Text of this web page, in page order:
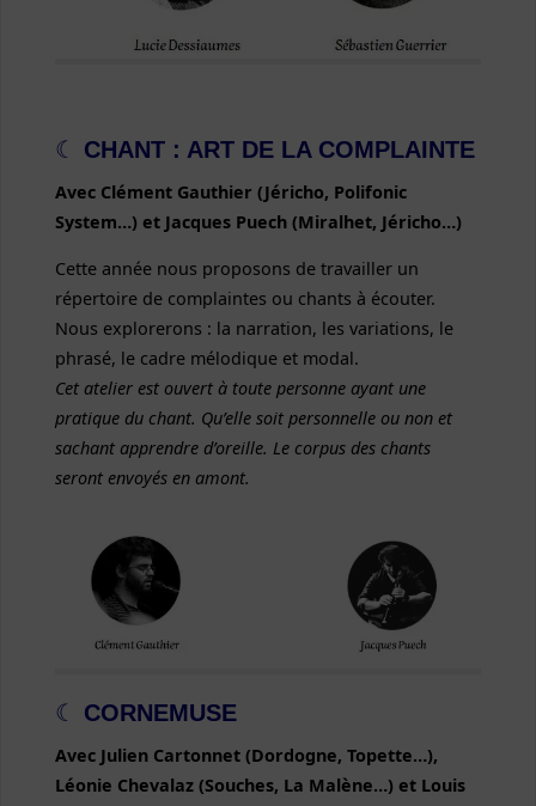
☾ CHANT : ART DE LA COMPLAINTE
Avec Clément Gauthier (Jéricho, Polifonic
System…) et Jacques Puech (Miralhet, Jéricho…)
Cette année nous proposons de travailler un
répertoire de complaintes ou chants à écouter.
Nous explorerons : la narration, les variations, le
phrasé, le cadre mélodique et modal.
Cet atelier est ouvert à toute personne ayant une
pratique du chant. Qu’elle soit personnelle ou non et
sachant apprendre d’oreille. Le corpus des chants
seront envoyés en amont.
☾ CORNEMUSE
Avec Julien Cartonnet (Dordogne, Topette…),
Léonie Chevalaz (Souches, La Malène…) et Louis